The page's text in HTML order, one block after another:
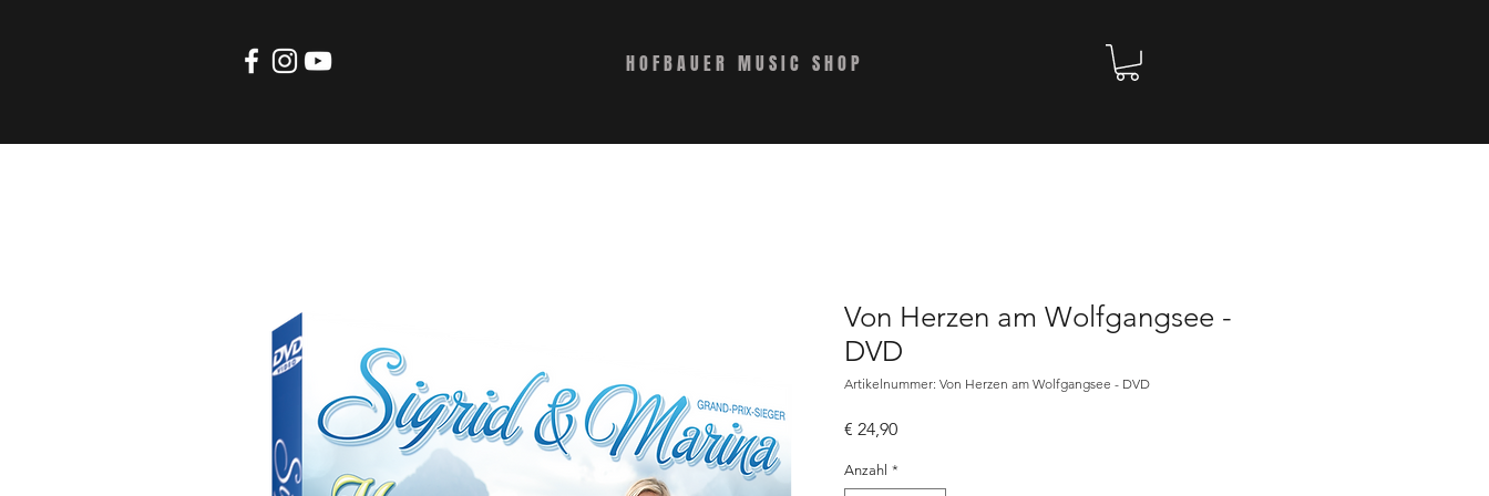
HOFBAUER MUSIC SHOP
Von Herzen am Wolfgangsee -
DVD
Artikelnummer: Von Herzen am Wolfgangsee - DVD
€ 24,90Preis
Anzahl *